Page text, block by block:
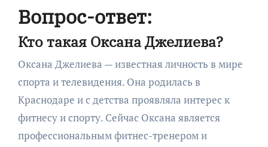
Вопрос-ответ:
Кто такая Оксана Джелиева?
Оксана Джелиева — известная личность в мире
спорта и телевидения. Она родилась в
Краснодаре и с детства проявляла интерес к
фитнесу и спорту. Сейчас Оксана является
профессиональным фитнес-тренером и